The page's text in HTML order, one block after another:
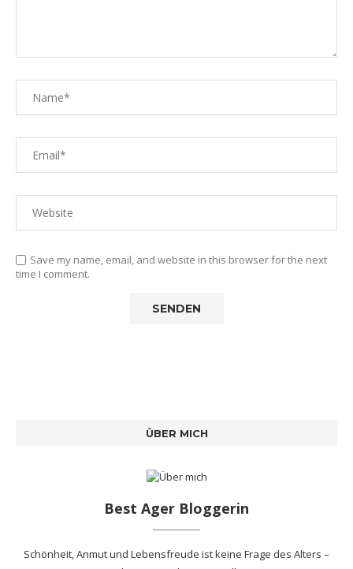
Save my name, email, and website in this browser for the next
time I comment.
ÜBER MICH
Best Ager Bloggerin
Schönheit, Anmut und Lebensfreude ist keine Frage des Alters –